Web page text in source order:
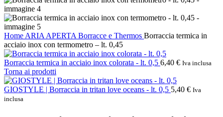
Home ARIA APERTA Borracce e Thermos Borraccia termica in
acciaio inox con termometro – lt. 0,45
Borraccia termica in acciaio inox colorata - lt. 0,5 6,40 € Iva inclusa
Torna ai prodotti
GIOSTYLE | Borraccia in tritan love oceans - lt. 0,5 5,40 € Iva
inclusa